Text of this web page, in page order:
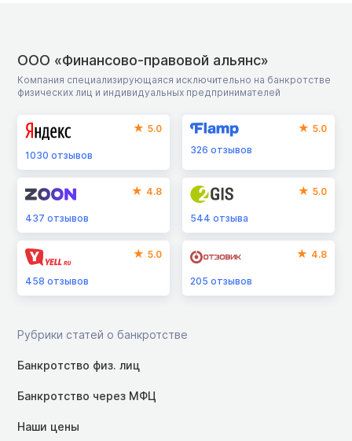
ООО «Финансово-правовой альянс»
Компания специализирующаяся исключительно на банкротстве
физических лиц и индивидуальных предпринимателей
5.0
1030 отзывов
5.0
326отзывов
4.8
437 отзывов
5.0
544отзыва
5.0
458 отзывов
4.8
205отзывов
Рубрики статей о банкротстве
Банкротство физ. лиц
Банкротство через МФЦ
Наши цены